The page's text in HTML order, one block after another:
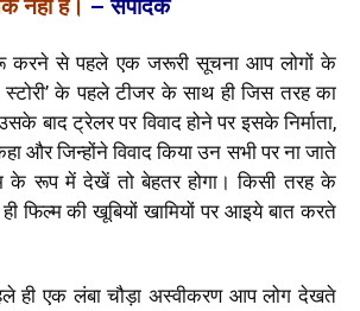
नहीं है। – संपादक
करने से पहले एक जरूरी सूचना आप लोगों के
स्टोरी’ के पहले टीजर के साथ ही जिस तरह का
बाद ट्रेलर पर विवाद होने पर इसके निर्माता,
और जिन्होंने विवाद किया उन सभी पर ना जाते
के रूप में देखें तो बेहतर होगा। किसी तरह के
फिल्म की खूबियों खामियों पर आइये बात करते
ही एक लंबा चौड़ा अस्वीकरण आप लोग देखते